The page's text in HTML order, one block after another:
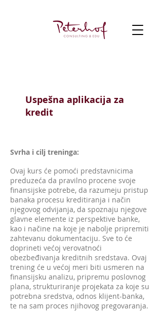
Uspešna aplikacija za
kredit
Svrha i cilj treninga:
Ovaj kurs će pomoći predstavnicima
preduzeća da pravilno procene svoje
finansijske potrebe, da razumeju pristup
banaka procesu kreditiranja i način
njegovog odvijanja, da spoznaju njegove
glavne elemente iz perspektive banke,
kao i načine na koje je nabolje pripremiti
zahtevanu dokumentaciju. Sve to će
doprineti većoj verovatnoći
obezbeđivanja kreditnih sredstava. Ovaj
trening će u većoj meri biti usmeren na
finansijsku analizu, pripremu poslovnog
plana, strukturiranje projekata za koje su
potrebna sredstva, odnos klijent-banka,
te na sam proces njihovog pregovaranja.